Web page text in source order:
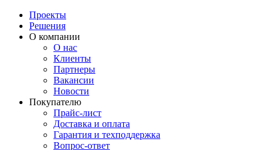
Проекты
Решения
О компании
О нас
Клиенты
Партнеры
Вакансии
Новости
Покупателю
Прайс-лист
Доставка и оплата
Гарантия и техподдержка
Вопрос-ответ